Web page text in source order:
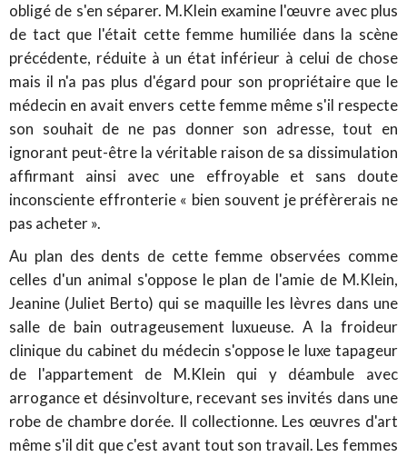
obligé de s'en séparer. M.Klein examine l'œuvre avec plus
de tact que l'était cette femme humiliée dans la scène
précédente, réduite à un état inférieur à celui de chose
mais il n'a pas plus d'égard pour son propriétaire que le
médecin en avait envers cette femme même s'il respecte
son souhait de ne pas donner son adresse, tout en
ignorant peut-être la véritable raison de sa dissimulation
affirmant ainsi avec une effroyable et sans doute
inconsciente effronterie « bien souvent je préfèrerais ne
pas acheter ».
Au plan des dents de cette femme observées comme
celles d'un animal s'oppose le plan de l'amie de M.Klein,
Jeanine (Juliet Berto) qui se maquille les lèvres dans une
salle de bain outrageusement luxueuse. A la froideur
clinique du cabinet du médecin s'oppose le luxe tapageur
de l'appartement de M.Klein qui y déambule avec
arrogance et désinvolture, recevant ses invités dans une
robe de chambre dorée. Il collectionne. Les œuvres d'art
même s'il dit que c'est avant tout son travail. Les femmes